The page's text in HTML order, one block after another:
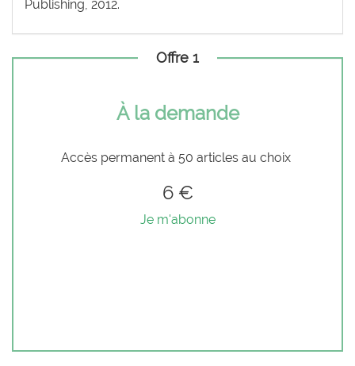
Publishing, 2012.
Offre 1
À la demande
Accès permanent à 50 articles au choix
6 €
Je m'abonne